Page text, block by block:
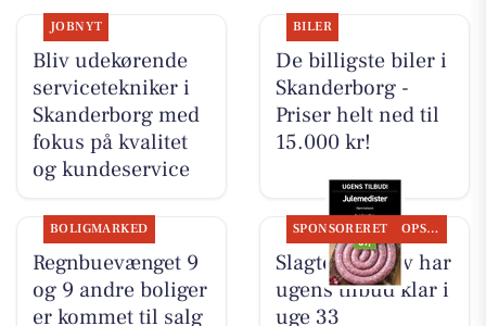
JOBNYT
Bliv udekørende
servicetekniker i
Skanderborg med
fokus på kvalitet
og kundeservice
BILER
De billigste biler i
Skanderborg -
Priser helt ned til
15.000 kr!
BOLIGMARKED
Regnbuevænget 9
og 9 andre boliger
er kommet til salg
SPONSORERET OPSLAGSTAVLEN
Slagter Byskov har
ugens tilbud klar i
uge 33